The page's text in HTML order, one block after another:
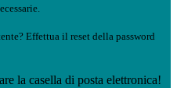
Effettua il reset della password
la casella di posta elettronica!